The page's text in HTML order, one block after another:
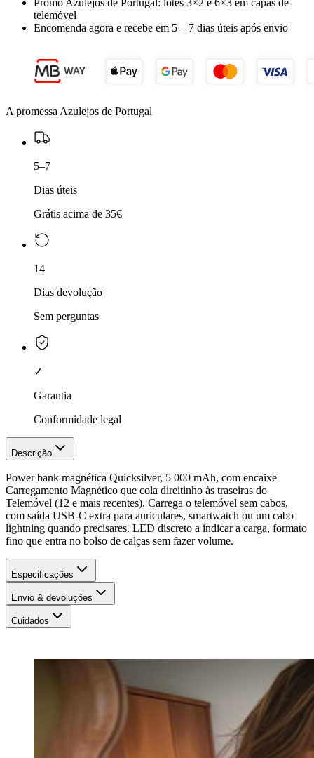
telemóvel
Encomenda agora e recebe em 5 – 7 dias úteis após envio
A promessa Azulejos de Portugal
5–7
Dias úteis
Grátis acima de 35€
14
Dias devolução
Sem perguntas
✓
Garantia
Conformidade legal
Descrição
Power bank magnética Quicksilver, 5 000 mAh, com encaixe
Carregamento Magnético que cola direitinho às traseiras do
Telemóvel (12 e mais recentes). Carrega o telemóvel sem cabos,
com saída USB-C extra para auriculares, smartwatch ou um cabo
lightning quando precisares. LED discreto a indicar a carga, formato
fino que entra no bolso de calças sem fazer volume.
Especificações
Envio & devoluções
Cuidados